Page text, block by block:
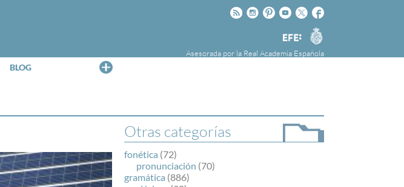
Facebook
Twitter
Youtube
Pinteres
Instagram
Rss
Agencia
EFE
Asesorada por la Real Academia Española
BLOG
la Agencia Efe y la Real Academia Española,
cuyo objetivo es colaborar con el buen uso del
español en los medios de comunicación y en
Internet.
Otras categorías
fonética (72)
pronunciación (70)
gramática (886)